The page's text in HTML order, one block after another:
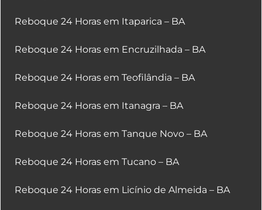
Reboque 24 Horas em Itaparica – BA
Reboque 24 Horas em Encruzilhada – BA
Reboque 24 Horas em Teofilândia – BA
Reboque 24 Horas em Itanagra – BA
Reboque 24 Horas em Tanque Novo – BA
Reboque 24 Horas em Tucano – BA
Reboque 24 Horas em Licínio de Almeida – BA